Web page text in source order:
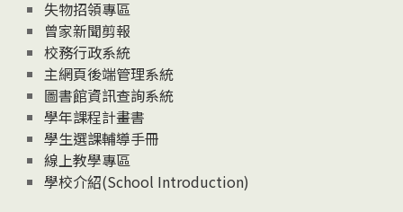
失物招領專區
曾家新聞剪報
校務行政系統
主網頁後端管理系統
圖書館資訊查詢系統
學年課程計畫書
學生選課輔導手冊
線上教學專區
學校介紹(School Introduction)